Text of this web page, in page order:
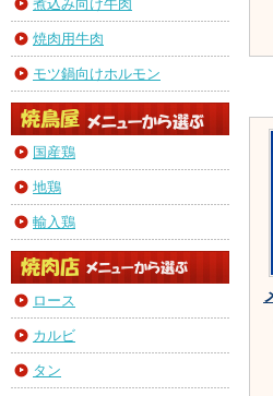
煮込み向け牛肉
焼肉用牛肉
モツ鍋向けホルモン
国産鶏
地鶏
輸入鶏
ロース
カルビ
タン